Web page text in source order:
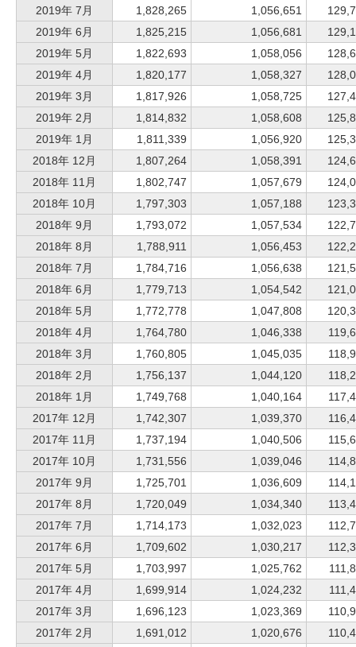
2019年 7月 1,828,265 1,056,651
2019年 6月
1,825,215 1,056,681
2019年 5月
1,822,693 1,058,056
2019年 4月
1,820,177 1,058,327
2019年 3月
1,817,926 1,058,725
2019年 2月
1,814,832 1,058,608
2019年 1月
1,811,339 1,056,920
2018年 12月
1,807,264 1,058,391
2018年 11月
1,802,747 1,057,679
2018年 10月
1,797,303 1,057,188
2018年 9月
1,793,072 1,057,534
2018年 8月
1,788,911 1,056,453
2018年 7月
1,784,716 1,056,638
2018年 6月
1,779,713 1,054,542
2018年 5月
1,772,778 1,047,808
2018年 4月
1,764,780 1,046,338
2018年 3月
1,760,805 1,045,035
2018年 2月
1,756,137 1,044,120
2018年 1月
1,749,768 1,040,164
2017年 12月
1,742,307 1,039,370
2017年 11月
1,737,194 1,040,506
2017年 10月
1,731,556 1,039,046
2017年 9月
1,725,701 1,036,609
2017年 8月
1,720,049 1,034,340
2017年 7月
1,714,173 1,032,023
2017年 6月
1,709,602 1,030,217
2017年 5月
1,703,997 1,025,762
2017年 4月
1,699,914 1,024,232
2017年 3月
1,696,123 1,023,369
2017年 2月
1,691,012 1,020,676